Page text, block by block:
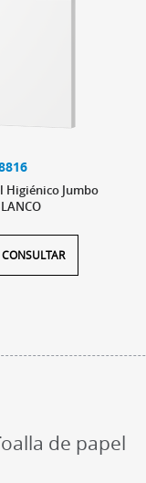
Higiénico Jumbo
CONSULTAR
de papel